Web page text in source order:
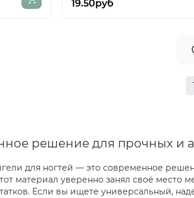
19.50руб
1
решение для прочных и
для ногтей — это современное
материал уверенно занял своё
Если вы ищете универсальный,